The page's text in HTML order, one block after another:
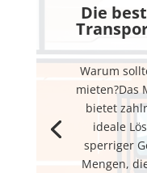
Die
Warum
mieten?Das
bietet
ideale
sperriger
Mengen,